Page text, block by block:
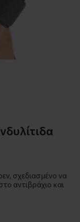
σχεδιασμένο να
αντιβράχιο και